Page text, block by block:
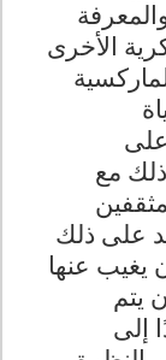
الأخرى
ذلك مع
على ذلك
يغيب عنها
يتم
إلى